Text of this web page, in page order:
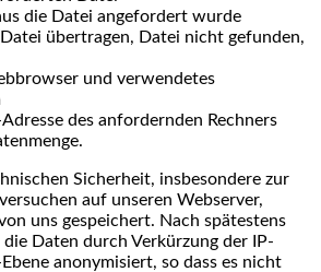
die Datei angefordert wurde
übertragen, Datei nicht gefunden,
und verwendetes
des anfordernden Rechners
Sicherheit, insbesondere zur
auf unseren Webserver,
uns gespeichert. Nach spätestens
die Daten durch Verkürzung der IP-
anonymisiert, so dass es nicht